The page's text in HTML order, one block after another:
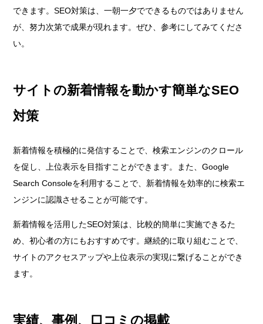
できます。SEO対策は、一朝一夕でできるものではありません
が、努力次第で成果が現れます。ぜひ、参考にしてみてくださ
い。
サイトの新着情報を動かす簡単なSEO
対策
新着情報を積極的に発信することで、検索エンジンのクロール
を促し、上位表示を目指すことができます。また、Google
Search Consoleを利用することで、新着情報を効率的に検索エ
ンジンに認識させることが可能です。
新着情報を活用したSEO対策は、比較的簡単に実施できるた
め、初心者の方にもおすすめです。継続的に取り組むことで、
サイトのアクセスアップや上位表示の実現に繋げることができ
ます。
実績、事例、口コミの掲載